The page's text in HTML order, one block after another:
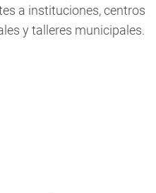
a instituciones, centros
y talleres municipales.